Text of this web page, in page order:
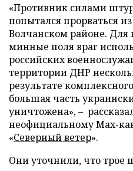
«Противник силами
попытался прорваться
Волчанском районе.
минные поля враг
российских
территории ДНР
результате
большая часть
уничтожена», –
неофициальному Max-
«Северный ветер».
Они уточнили, что трое